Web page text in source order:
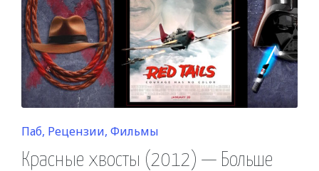
Posted
in
Паб Рецензии Фильмы
Красные хвосты (2012) — Больше